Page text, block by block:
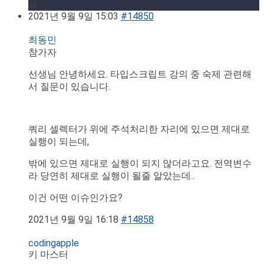
2021년 9월 9일 15:03 #14850
최동민
참가자
선생님 안녕하세요. 타입스크립트 강의 중 숙제 관련해
서 질문이 있습니다.
쿼리 셀렉터가 위에 주석처리한 자리에 있으면 제대로
실행이 되는데,
밖에 있으면 제대로 실행이 되지 않더라고요. 전역변수
라 당연히 제대로 실행이 될줄 알았는데..
이건 어떤 이슈인가요?
2021년 9월 9일 16:18 #14858
codingapple
키 마스터